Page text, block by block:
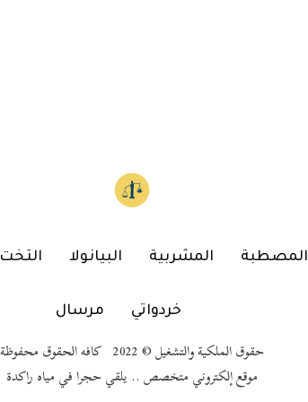
المصطبة المشربية البيانولا التخت
خردواتي مرسال
حقوق الملكية والتشغيل © 2022 كافه الحقوق محفوظة
موقع إلكتروني متخصص .. يلقي حجرا في مياه راكدة